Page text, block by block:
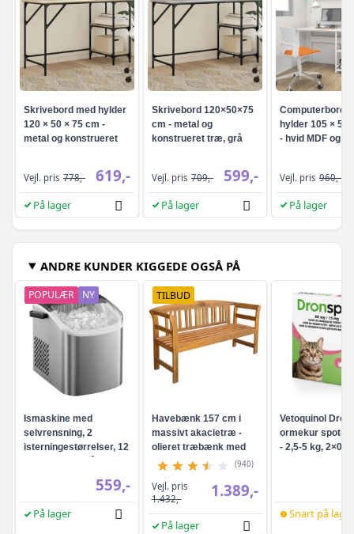
Skrivebord med hylder
120 × 50 × 75 cm -
metal og konstrueret
Vejl. pris 778,- 619,-
På lager
Skrivebord 120×50×75
cm - metal og
konstrueret træ, grå
Vejl. pris 709,- 599,-
På lager
Computerbord
hylder 105 × 50
- hvid MDF og
Vejl. pris 960,-
På lager
ANDRE KUNDER KIGGEDE OGSÅ PÅ
POPULÆR NY
Ismaskine med
selvrensning, 2
isterningestørrelser, 12
559,-
På lager
TILBUD
Havebænk 157 cm i
massivt akacietræ -
olieret træbænk med
ryglæn og armlæn
(940)
Vejl. pris
1.432,-
1.389,-
På lager
Vetoquinol
ormekur spot-
- 2,5-5 kg, 2×0,7
Snart på lager